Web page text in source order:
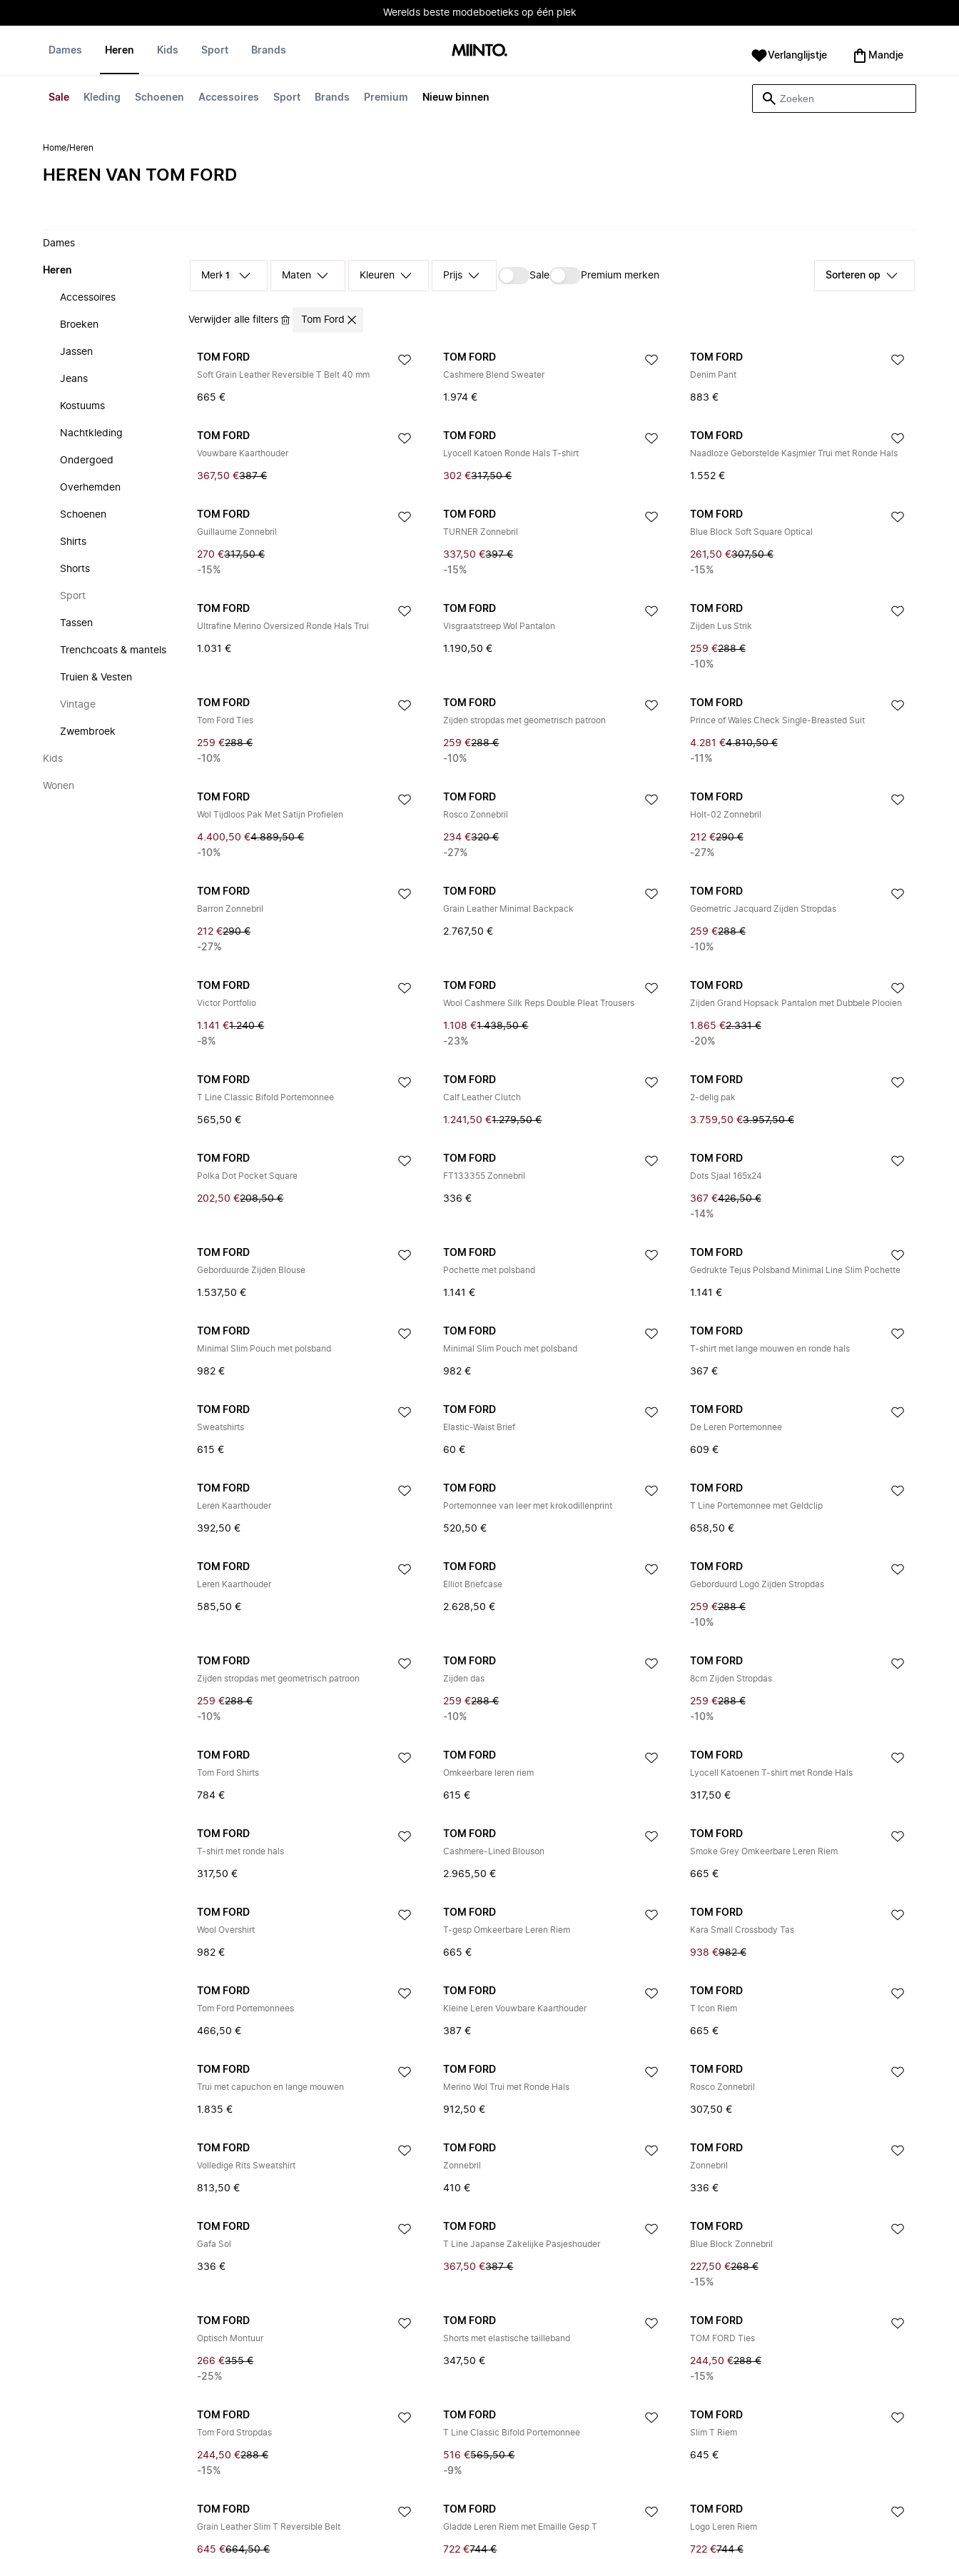
Werelds beste modeboetieks op één plek
Dames Heren
Sale Kleding Schoenen Accessoires Sport Brands Premium Nieuw binnen
Kids Sport Brands Verlanglijstje Mandje
Home/Heren
HEREN VAN TOM FORD
Dames
Heren
Accessoires
Broeken
Jassen
Jeans
Kostuums
Nachtkleding
Ondergoed
Overhemden
Schoenen
Shirts
Shorts
Sport
Tassen
Trenchcoats & mantels
Truien & Vesten
Vintage
Zwembroek
Kids
Wonen
Merk 1 Maten Kleuren Prijs Sale Premium merken Sorteren op
Verwijder alle filters Tom Ford
TOM FORD
Soft Grain Leather Reversible T Belt 40 mm
665 €
TOM FORD
Cashmere Blend Sweater
1.974 €
TOM FORD
Denim Pant
883 €
TOM FORD
Vouwbare Kaarthouder
367,50 €387 €
TOM FORD
Lyocell Katoen Ronde Hals T-shirt
302 €317,50 €
TOM FORD
Naadloze Geborstelde Kasjmier Trui met Ronde Hals
1.552 €
TOM FORD
Guillaume Zonnebril
270 €317,50 €
-15%
TOM FORD
TURNER Zonnebril
337,50 €397 €
-15%
TOM FORD
Blue Block Soft Square Optical
261,50 €307,50 €
-15%
TOM FORD
Ultrafine Merino Oversized Ronde Hals Trui
1.031 €
TOM FORD
Visgraatstreep Wol Pantalon
1.190,50 €
TOM FORD
Zijden Lus Strik
259 €288 €
-10%
TOM FORD
Tom Ford Ties
259 €288 €
-10%
TOM FORD
Zijden stropdas met geometrisch patroon
259 €288 €
-10%
TOM FORD
Prince of Wales Check Single-Breasted Suit
4.281 €4.810,50 €
-11%
TOM FORD
Wol Tijdloos Pak Met Satijn Profielen
4.400,50 €4.889,50 €
-10%
TOM FORD
Rosco Zonnebril
234 €320 €
-27%
TOM FORD
Holt-02 Zonnebril
212 €290 €
-27%
TOM FORD
Barron Zonnebril
212 €290 €
-27%
TOM FORD
Grain Leather Minimal Backpack
2.767,50 €
TOM FORD
Geometric Jacquard Zijden Stropdas
259 €288 €
-10%
TOM FORD
Victor Portfolio
1.141 €1.240 €
-8%
TOM FORD
Wool Cashmere Silk Reps Double Pleat Trousers
1.108 €1.438,50 €
-23%
TOM FORD
Zijden Grand Hopsack Pantalon met Dubbele Plooien
1.865 €2.331 €
-20%
TOM FORD
T Line Classic Bifold Portemonnee
565,50 €
TOM FORD
Calf Leather Clutch
1.241,50 €1.279,50 €
TOM FORD
2-delig pak
3.759,50 €3.957,50 €
TOM FORD
Polka Dot Pocket Square
202,50 €208,50 €
TOM FORD
FT133355 Zonnebril
336 €
TOM FORD
Dots Sjaal 165x24
367 €426,50 €
-14%
TOM FORD
Geborduurde Zijden Blouse
1.537,50 €
TOM FORD
Pochette met polsband
1.141 €
TOM FORD
Gedrukte Tejus Polsband Minimal Line Slim Pochette
1.141 €
TOM FORD
Minimal Slim Pouch met polsband
982 €
TOM FORD
Minimal Slim Pouch met polsband
982 €
TOM FORD
T-shirt met lange mouwen en ronde hals
367 €
TOM FORD
Sweatshirts
615 €
TOM FORD
Elastic-Waist Brief
60 €
TOM FORD
De Leren Portemonnee
609 €
TOM FORD
Leren Kaarthouder
392,50 €
TOM FORD
Portemonnee van leer met krokodillenprint
520,50 €
TOM FORD
T Line Portemonnee met Geldclip
658,50 €
TOM FORD
Leren Kaarthouder
585,50 €
TOM FORD
Elliot Briefcase
2.628,50 €
TOM FORD
Geborduurd Logo Zijden Stropdas
259 €288 €
-10%
TOM FORD
Zijden stropdas met geometrisch patroon
259 €288 €
-10%
TOM FORD
Zijden das
259 €288 €
-10%
TOM FORD
8cm Zijden Stropdas
259 €288 €
-10%
TOM FORD
Tom Ford Shirts
784 €
TOM FORD
Omkeerbare leren riem
615 €
TOM FORD
Lyocell Katoenen T-shirt met Ronde Hals
317,50 €
TOM FORD
T-shirt met ronde hals
317,50 €
TOM FORD
Cashmere-Lined Blouson
2.965,50 €
TOM FORD
Smoke Grey Omkeerbare Leren Riem
665 €
TOM FORD
Wool Overshirt
982 €
TOM FORD
T-gesp Omkeerbare Leren Riem
665 €
TOM FORD
Kara Small Crossbody Tas
938 €982 €
TOM FORD
Tom Ford Portemonnees
466,50 €
TOM FORD
Kleine Leren Vouwbare Kaarthouder
387 €
TOM FORD
T Icon Riem
665 €
TOM FORD
Trui met capuchon en lange mouwen
1.835 €
TOM FORD
Merino Wol Trui met Ronde Hals
912,50 €
TOM FORD
Rosco Zonnebril
307,50 €
TOM FORD
Volledige Rits Sweatshirt
813,50 €
TOM FORD
Zonnebril
410 €
TOM FORD
Zonnebril
336 €
TOM FORD
Gafa Sol
336 €
TOM FORD
T Line Japanse Zakelijke Pasjeshouder
367,50 €387 €
TOM FORD
Blue Block Zonnebril
227,50 €268 €
-15%
TOM FORD
Optisch Montuur
266 €355 €
-25%
TOM FORD
Shorts met elastische tailleband
347,50 €
TOM FORD
TOM FORD Ties
244,50 €288 €
-15%
TOM FORD
Tom Ford Stropdas
244,50 €288 €
-15%
TOM FORD
T Line Classic Bifold Portemonnee
516 €565,50 €
-9%
TOM FORD
Slim T Riem
645 €
TOM FORD
Grain Leather Slim T Reversible Belt
645 €664,50 €
TOM FORD
Gladde Leren Riem met Emaille Gesp T
722 €744 €
TOM FORD
Logo Leren Riem
722 €744 €